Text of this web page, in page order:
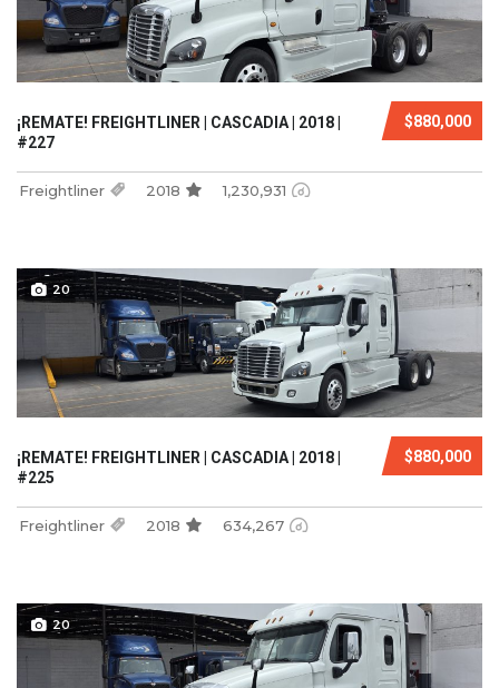
$880,000
¡REMATE! FREIGHTLINER | CASCADIA | 2018 |
#227
Freightliner 2018 1,230,931
20
$880,000
¡REMATE! FREIGHTLINER | CASCADIA | 2018 |
#225
Freightliner 2018 634,267
20